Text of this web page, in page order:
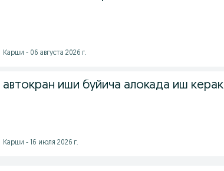
Карши - 06 августа 2026 г.
автокран иши буйича алокада иш керак
Карши - 16 июля 2026 г.